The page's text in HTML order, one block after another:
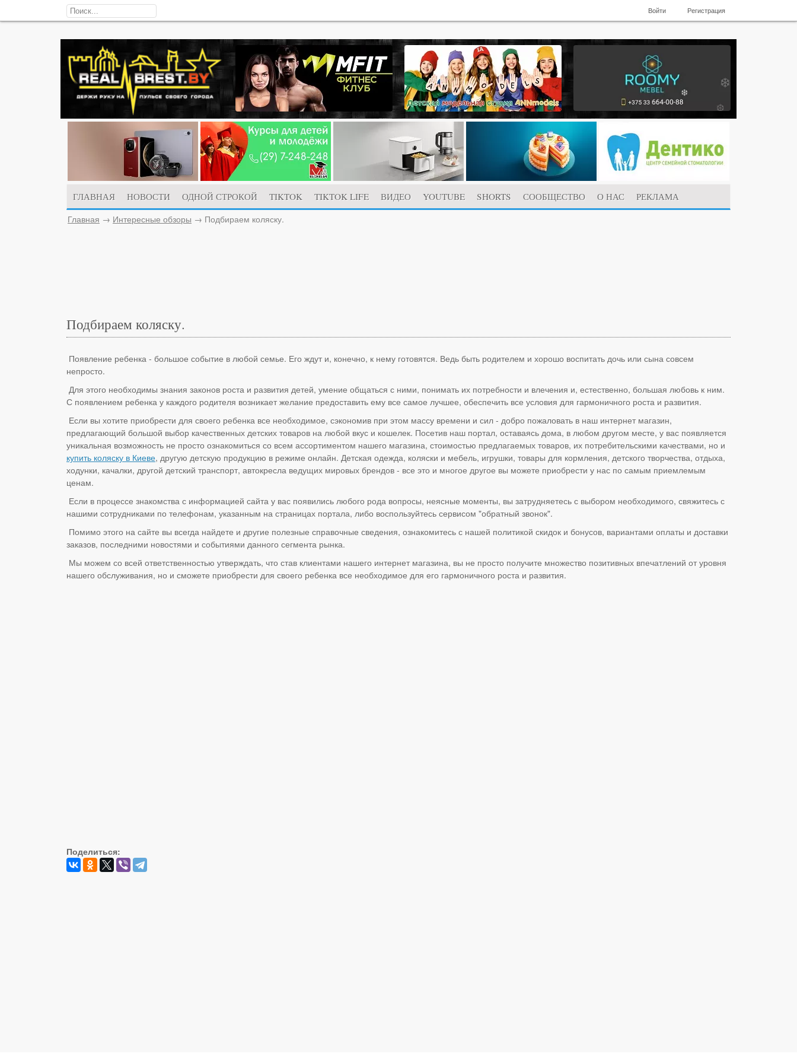
Войти Регистрация
ГЛАВНАЯ НОВОСТИ ОДНОЙ СТРОКОЙ TIKTOK TIKTOK LIFE ВИДЕО YOUTUBE SHORTS СООБЩЕСТВО О НАС
РЕКЛАМА
Главная → Интересные обзоры → Подбираем коляску.
Подбираем коляску.
Появление ребенка - большое событие в любой семье. Его ждут и, конечно, к нему готовятся. Ведь быть родителем и хорошо воспитать дочь или сына совсем
непросто.
Для этого необходимы знания законов роста и развития детей, умение общаться с ними, понимать их потребности и влечения и, естественно, большая любовь к ним.
С появлением ребенка у каждого родителя возникает желание предоставить ему все самое лучшее, обеспечить все условия для гармоничного роста и развития.
Если вы хотите приобрести для своего ребенка все необходимое, сэкономив при этом массу времени и сил - добро пожаловать в наш интернет магазин,
предлагающий большой выбор качественных детских товаров на любой вкус и кошелек. Посетив наш портал, оставаясь дома, в любом другом месте, у вас появляется
уникальная возможность не просто ознакомиться со всем ассортиментом нашего магазина, стоимостью предлагаемых товаров, их потребительскими качествами, но и
купить коляску в Киеве, другую детскую продукцию в режиме онлайн. Детская одежда, коляски и мебель, игрушки, товары для кормления, детского творчества, отдыха,
ходунки, качалки, другой детский транспорт, автокресла ведущих мировых брендов - все это и многое другое вы можете приобрести у нас по самым приемлемым
ценам.
Если в процессе знакомства с информацией сайта у вас появились любого рода вопросы, неясные моменты, вы затрудняетесь с выбором необходимого, свяжитесь с
нашими сотрудниками по телефонам, указанным на страницах портала, либо воспользуйтесь сервисом "обратный звонок".
Помимо этого на сайте вы всегда найдете и другие полезные справочные сведения, ознакомитесь с нашей политикой скидок и бонусов, вариантами оплаты и доставки
заказов, последними новостями и событиями данного сегмента рынка.
Мы можем со всей ответственностью утверждать, что став клиентами нашего интернет магазина, вы не просто получите множество позитивных впечатлений от уровня
нашего обслуживания, но и сможете приобрести для своего ребенка все необходимое для его гармоничного роста и развития.
Поделиться: